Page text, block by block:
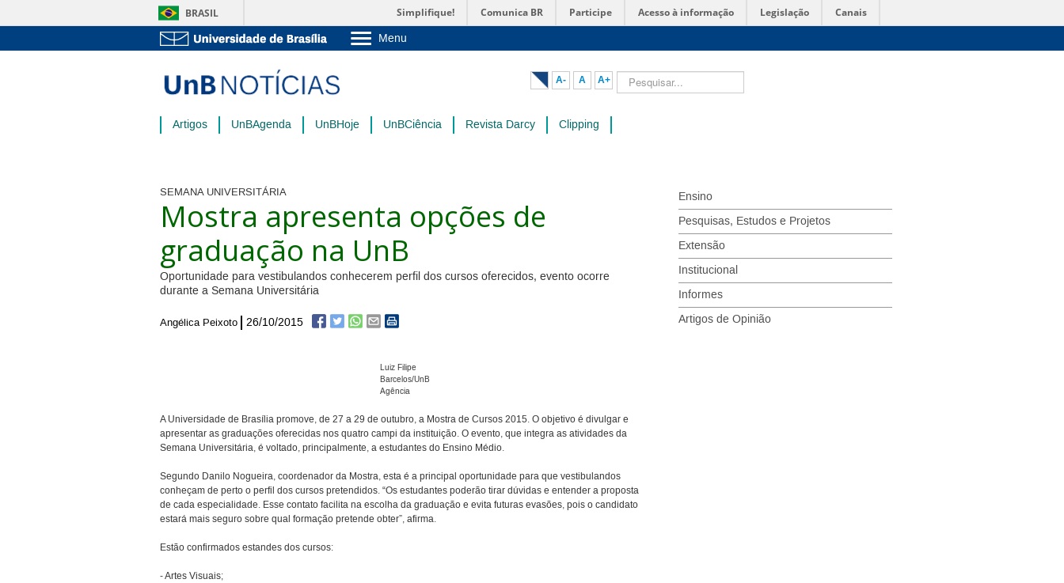
BRASIL Simplifique! Comunica BR Participe Acesso à informação Legislação Canais
Menu
Pós-Graduação
Administração
A- A A+ Pesquisar...
Artigos UnBAgenda UnBHoje UnBCiência Revista Darcy Clipping
SEMANA UNIVERSITÁRIA
Mostra apresenta opções de
graduação na UnB
Oportunidade para vestibulandos conhecerem perfil dos cursos oferecidos, evento ocorre
durante a Semana Universitária
Angélica Peixoto 26/10/2015
Luiz Filipe
Barcelos/UnB
Agência
A Universidade de Brasília promove, de 27 a 29 de outubro, a Mostra de Cursos 2015. O objetivo é divulgar e
apresentar as graduações oferecidas nos quatro campi da instituição. O evento, que integra as atividades da
Semana Universitária, é voltado, principalmente, a estudantes do Ensino Médio.
Segundo Danilo Nogueira, coordenador da Mostra, esta é a principal oportunidade para que vestibulandos
conheçam de perto o perfil dos cursos pretendidos. “Os estudantes poderão tirar dúvidas e entender a proposta
de cada especialidade. Esse contato facilita na escolha da graduação e evita futuras evasões, pois o candidato
estará mais seguro sobre qual formação pretende obter”, afirma.
Estão confirmados estandes dos cursos:
- Artes Visuais;
Ensino
Pesquisas, Estudos e Projetos
Extensão
Institucional
Informes
Artigos de Opinião